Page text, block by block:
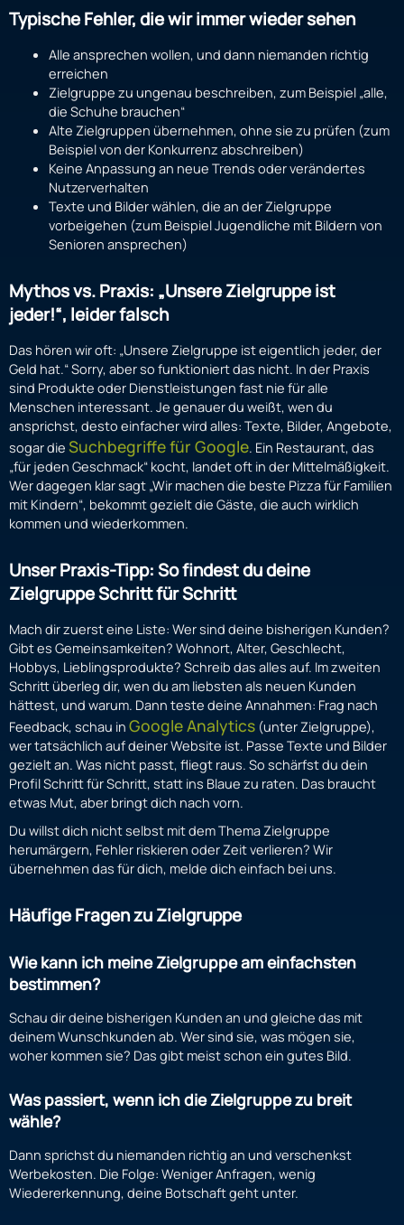
Typische Fehler, die wir immer wieder sehen
Alle ansprechen wollen, und dann niemanden richtig
erreichen
Zielgruppe zu ungenau beschreiben, zum Beispiel „alle,
die Schuhe brauchen“
Alte Zielgruppen übernehmen, ohne sie zu prüfen (zum
Beispiel von der Konkurrenz abschreiben)
Keine Anpassung an neue Trends oder verändertes
Nutzerverhalten
Texte und Bilder wählen, die an der Zielgruppe
vorbeigehen (zum Beispiel Jugendliche mit Bildern von
Senioren ansprechen)
Mythos vs. Praxis: „Unsere Zielgruppe ist
jeder!“, leider falsch
Das hören wir oft: „Unsere Zielgruppe ist eigentlich jeder, der
Geld hat.“ Sorry, aber so funktioniert das nicht. In der Praxis
sind Produkte oder Dienstleistungen fast nie für alle
Menschen interessant. Je genauer du weißt, wen du
ansprichst, desto einfacher wird alles: Texte, Bilder, Angebote,
sogar die Suchbegriffe für Google. Ein Restaurant, das
„für jeden Geschmack“ kocht, landet oft in der Mittelmäßigkeit.
Wer dagegen klar sagt „Wir machen die beste Pizza für Familien
mit Kindern“, bekommt gezielt die Gäste, die auch wirklich
kommen und wiederkommen.
Unser Praxis-Tipp: So findest du deine
Zielgruppe Schritt für Schritt
Mach dir zuerst eine Liste: Wer sind deine bisherigen Kunden?
Gibt es Gemeinsamkeiten? Wohnort, Alter, Geschlecht,
Hobbys, Lieblingsprodukte? Schreib das alles auf. Im zweiten
Schritt überleg dir, wen du am liebsten als neuen Kunden
hättest, und warum. Dann teste deine Annahmen: Frag nach
Feedback, schau in Google Analytics (unter Zielgruppe),
wer tatsächlich auf deiner Website ist. Passe Texte und Bilder
gezielt an. Was nicht passt, fliegt raus. So schärfst du dein
Profil Schritt für Schritt, statt ins Blaue zu raten. Das braucht
etwas Mut, aber bringt dich nach vorn.
Du willst dich nicht selbst mit dem Thema Zielgruppe
herumärgern, Fehler riskieren oder Zeit verlieren? Wir
übernehmen das für dich, melde dich einfach bei uns.
Häufige Fragen zu Zielgruppe
Wie kann ich meine Zielgruppe am einfachsten
bestimmen?
Schau dir deine bisherigen Kunden an und gleiche das mit
deinem Wunschkunden ab. Wer sind sie, was mögen sie,
woher kommen sie? Das gibt meist schon ein gutes Bild.
Was passiert, wenn ich die Zielgruppe zu breit
wähle?
Dann sprichst du niemanden richtig an und verschenkst
Werbekosten. Die Folge: Weniger Anfragen, wenig
Wiedererkennung, deine Botschaft geht unter.